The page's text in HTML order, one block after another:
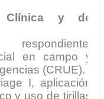
Clínica y de
en campo y
(CRUE).
I, aplicación
y uso de tirillas